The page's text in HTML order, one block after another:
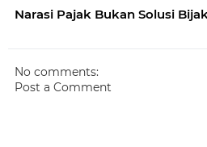
Narasi Pajak Bukan Solusi
No comments:
Post a Comment